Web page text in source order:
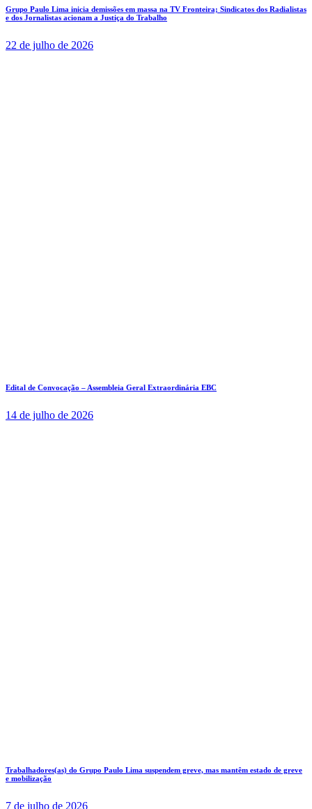
Grupo Paulo Lima inicia demissões em massa na TV Fronteira; Sindicatos dos Radialistas
e dos Jornalistas acionam a Justiça do Trabalho
22 de julho de 2026
Edital de Convocação – Assembleia Geral Extraordinária EBC
14 de julho de 2026
Trabalhadores(as) do Grupo Paulo Lima suspendem greve, mas mantêm estado de greve
e mobilização
7 de julho de 2026